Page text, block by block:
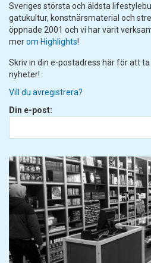
Sveriges största och äldsta
gatukultur, konstnärsmaterial och
öppnade 2001 och vi har varit
merom Highlights!
Skriv in din e-postadress här för att
nyheter!
Vill du avregistrera?
Din e-post: